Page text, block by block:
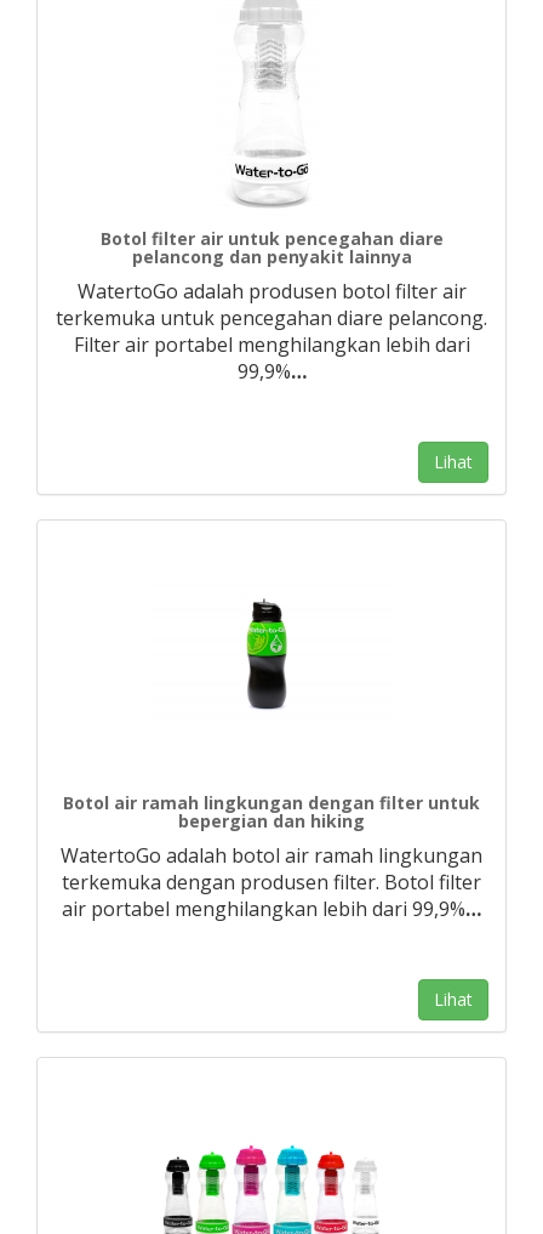
Botol filter air untuk pencegahan diare
pelancong dan penyakit lainnya
WatertoGo adalah produsen botol filter air
terkemuka untuk pencegahan diare pelancong.
Filter air portabel menghilangkan lebih dari
99,9%…
Lihat
Botol air ramah lingkungan dengan filter untuk
bepergian dan hiking
WatertoGo adalah botol air ramah lingkungan
terkemuka dengan produsen filter. Botol filter
air portabel menghilangkan lebih dari 99,9%…
Lihat